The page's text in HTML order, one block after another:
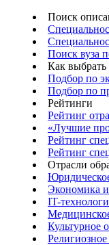
Поиск
Поиск вуза
Как выбрать
Подбор по
Подбор по
Рейтинги
Рейтинг
«Лучшие
Рейтинг
Рейтинг
Отрасли
Экономика
IT-
Культурное